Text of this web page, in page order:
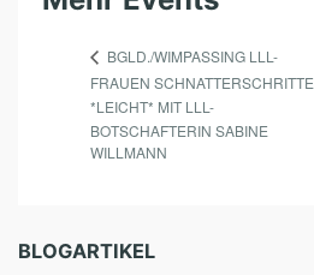
L
BGLD./WIMPASSING LLL-
FRAUEN SCHNATTERSCHRITTE
*LEICHT* MIT LLL-
BOTSCHAFTERIN SABINE
WILLMANN
BLOGARTIKEL